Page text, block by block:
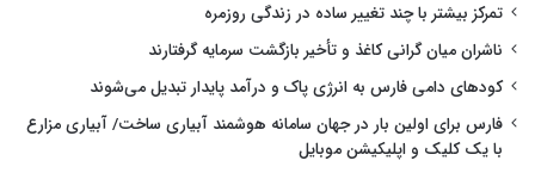
تمرکز بیشتر با چند تغییر ساده در زندگی روزمره
ناشران میان گرانی کاغذ و تأخیر بازگشت سرمایه گرفتارند
کودهای دامی فارس به انرژی پاک و درآمد پایدار تبدیل می‌شوند
فارس برای اولین بار در جهان سامانه هوشمند آبیاری ساخت/ آبیاری مزارع
با یک کلیک و اپلیکیشن موبایل